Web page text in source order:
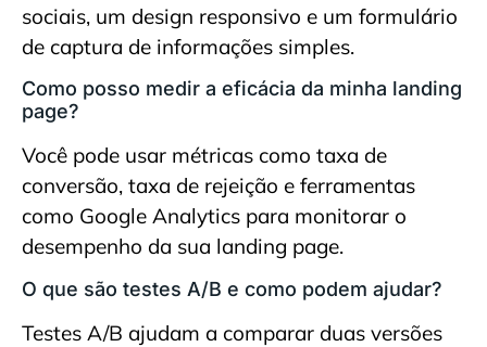
sociais, um design responsivo e um formulário
de captura de informações simples.
Como posso medir a eficácia da minha landing
page?
Você pode usar métricas como taxa de
conversão, taxa de rejeição e ferramentas
como Google Analytics para monitorar o
desempenho da sua landing page.
O que são testes A/B e como podem ajudar?
Testes A/B ajudam a comparar duas versões